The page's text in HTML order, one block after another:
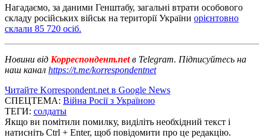
Нагадаємо, за даними Генштабу, загальні втрати особового
складу російських військ на території України орієнтовно
склали 85 720 осіб.
Новини від Корреспондент.netв Telegram. Підписуйтесь на
наш канал https://t.me/korrespondentnet
Читайте Korrespondent.net в Google News
СПЕЦТЕМА: Війна Росії з Україною
ТЕГИ: солдаты
Якщо ви помітили помилку, виділіть необхідний текст і
натисніть Ctrl + Enter, щоб повідомити про це редакцію.